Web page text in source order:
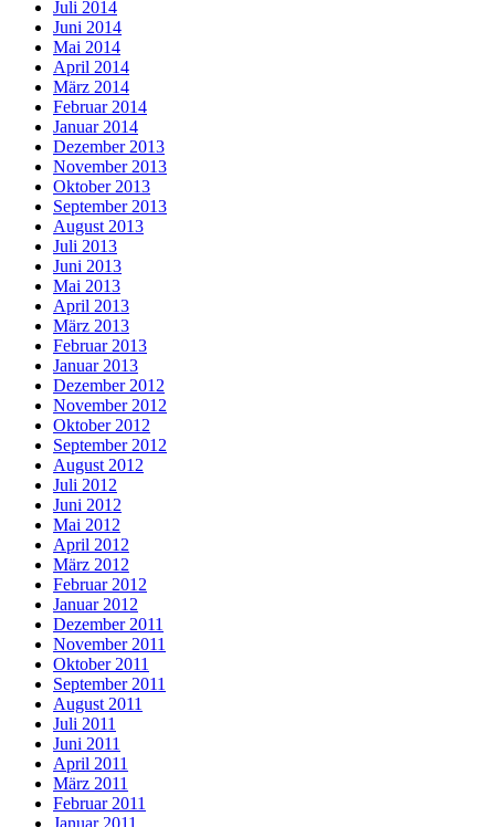
Juli 2014
Juni 2014
Mai 2014
April 2014
März 2014
Februar 2014
Januar 2014
Dezember 2013
November 2013
Oktober 2013
September 2013
August 2013
Juli 2013
Juni 2013
Mai 2013
April 2013
März 2013
Februar 2013
Januar 2013
Dezember 2012
November 2012
Oktober 2012
September 2012
August 2012
Juli 2012
Juni 2012
Mai 2012
April 2012
März 2012
Februar 2012
Januar 2012
Dezember 2011
November 2011
Oktober 2011
September 2011
August 2011
Juli 2011
Juni 2011
April 2011
März 2011
Februar 2011
Januar 2011